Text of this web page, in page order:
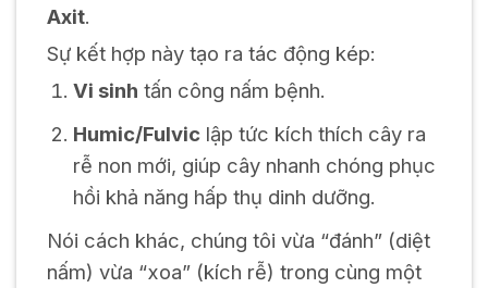
Axit.
Sự kết hợp này tạo ra tác động kép:
Vi sinh tấn công nấm bệnh.
Humic/Fulvic lập tức kích thích cây ra
rễ non mới, giúp cây nhanh chóng phục
hồi khả năng hấp thụ dinh dưỡng.
Nói cách khác, chúng tôi vừa “đánh” (diệt
nấm) vừa “xoa” (kích rễ) trong cùng một